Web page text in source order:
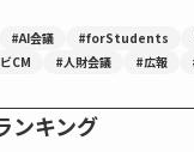
#AI会議 #forStudents
CM
#人財会議 #広報
ンキング